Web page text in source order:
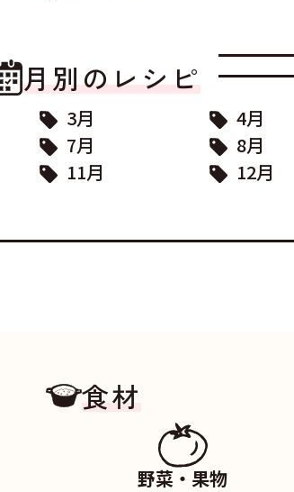
月別のレシピ
3月
4月
7月
8月
11月 12月
食材
野菜・果物